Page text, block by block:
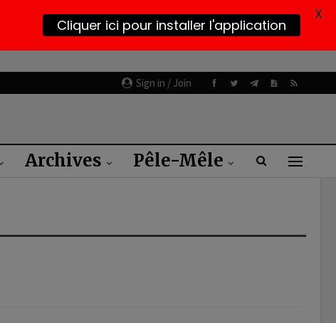
Sign in / Join
Archives Pêle-Mêle
Cliquer ici pour installer l'application X